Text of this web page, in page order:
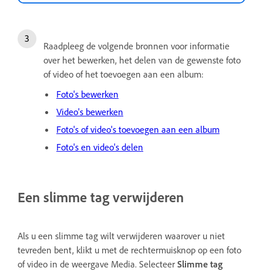
Raadpleeg de volgende bronnen voor informatie
over het bewerken, het delen van de gewenste foto
of video of het toevoegen aan een album:
Foto's bewerken
Video's bewerken
Foto's of video's toevoegen aan een album
Foto's en video's delen
Een slimme tag verwijderen
Als u een slimme tag wilt verwijderen waarover u niet
tevreden bent, klikt u met de rechtermuisknop op een foto
of video in de weergave Media. Selecteer Slimme tag